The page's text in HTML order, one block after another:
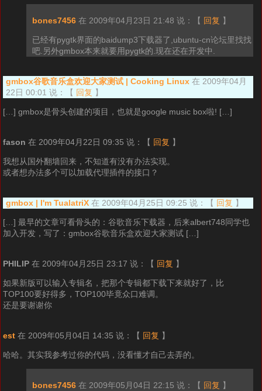
bones7456 在 2009年04月23日 21:48 说： 【 回复 】
已经有pygtk界面的baidump3下载器了,ubuntu-cn论坛里找找
吧.另外gmbox本来就要用pygtk的.现在还在开发中.
gmbox谷歌音乐盒欢迎大家测试 | Cooking Linux 在 2009年04月
22日 00:01 说：
【 回复 】
[…] gmbox是骨头创建的项目，也就是google music box啦! […]
fason 在 2009年04月22日 09:35 说： 【 回复 】
我想从国外翻墙回来，不知道有没有办法实现。
或者想办法多个可以加载代理插件的接口？
gmbox | I'm TualatriX 在 2009年04月25日 09:25 说： 【 回复 】
[…] 最早的文章可看骨头的：谷歌音乐下载器，后来albert748同学也
加入开发，写了：gmbox谷歌音乐盒欢迎大家测试 […]
PHILIP 在 2009年04月25日 23:17 说： 【 回复 】
如果新版可以输入专辑名，把那个专辑都下载下来就好了，比
TOP100要好得多，TOP100毕竟众口难调。
还是要谢谢你
est 在 2009年05月04日 14:35 说： 【 回复 】
哈哈。其实我参考过你的代码，没看懂才自己去弄的。
bones7456 在 2009年05月04日 22:15 说： 【 回复 】